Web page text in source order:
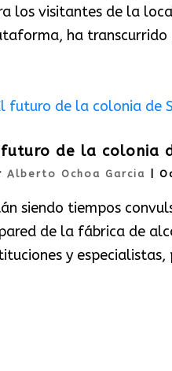
los visitantes de la
ha transcurrido
futuro de la colonia
Alberto Ochoa Garcia
siendo tiempos
de la fábrica de
y